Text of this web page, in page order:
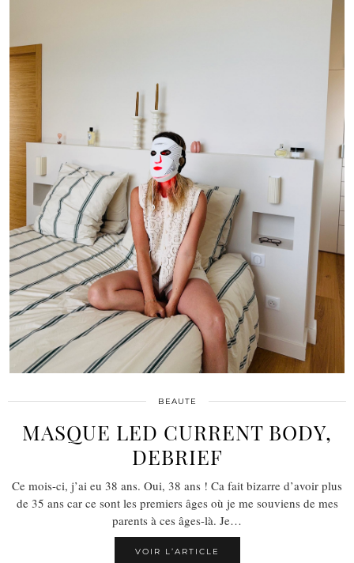
BEAUTE
MASQUE LED CURRENT BODY,
DEBRIEF
Ce mois-ci, j’ai eu 38 ans. Oui, 38 ans ! Ca fait bizarre d’avoir plus
de 35 ans car ce sont les premiers âges où je me souviens de mes
parents à ces âges-là. Je…
VOIR L’ARTICLE